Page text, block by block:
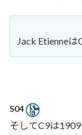
Jack Etienneは
S04
そしてC9は